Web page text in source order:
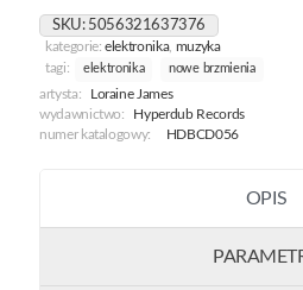
SKU: 5056321637376
kategorie:elektronika, muzyka
tagi:
elektronika nowe brzmienia
artysta:
Loraine James
wydawnictwo:
Hyperdub Records
numer katalogowy:
HDBCD056
OPIS